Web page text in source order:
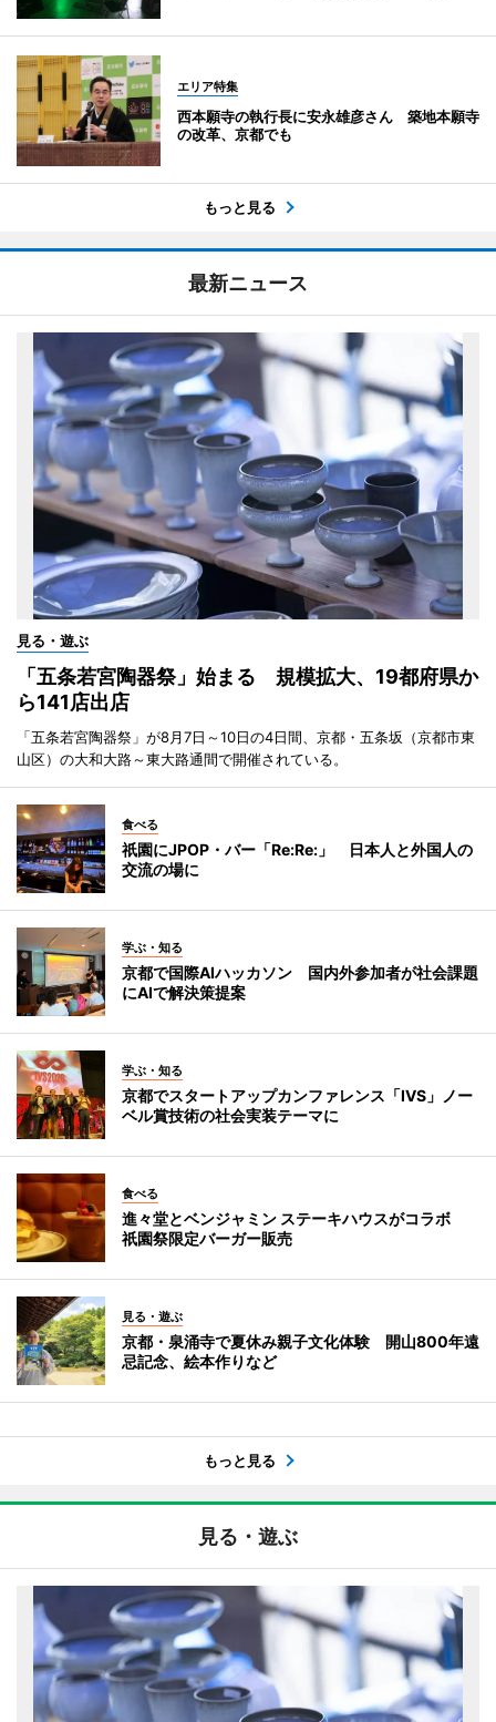
エリア特集
西本願寺の執行長に安永雄彦さん 築地本願寺
の改革、京都でも
もっと見る
最新ニュース
見る・遊ぶ
「五条若宮陶器祭」始まる 規模拡大、19都府県か
ら141店出店
「五条若宮陶器祭」が8月7日～10日の4日間、京都・五条坂（京都市東
山区）の大和大路～東大路通間で開催されている。
食べる
祇園にJPOP・バー「Re:Re:」 日本人と外国人の
交流の場に
学ぶ・知る
京都で国際AIハッカソン 国内外参加者が社会課題
にAIで解決策提案
学ぶ・知る
京都でスタートアップカンファレンス「IVS」ノー
ベル賞技術の社会実装テーマに
食べる
進々堂とベンジャミン ステーキハウスがコラボ
祇園祭限定バーガー販売
見る・遊ぶ
京都・泉涌寺で夏休み親子文化体験 開山800年遠
忌記念、絵本作りなど
もっと見る
見る・遊ぶ